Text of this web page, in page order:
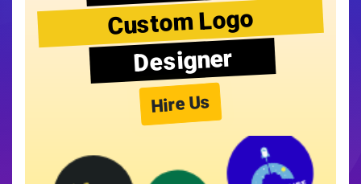
Custom Logo
Designer
Hire Us